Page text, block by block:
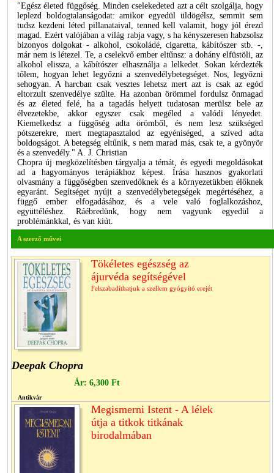
"Egész életed függőség. Minden cselekedeted azt a célt szolgálja, hogy
leplezd boldogtalanságodat: amikor egyedül üldögélsz, semmit sem
tudsz kezdeni léted pillanataival, tenned kell valamit, hogy jól érezd
magad. Ezért valójában a világ rabja vagy, s ha kényszeresen habzsolsz
bizonyos dolgokat - alkohol, csokoládé, cigaretta, kábítószer stb. -,
már nem is létezel. Te, a cselekvő ember eltűnsz: a dohány elfüstöli, az
alkohol elissza, a kábítószer elhasználja a lelkedet. Sokan kérdezték
tőlem, hogyan lehet legyőzni a szenvedélybetegséget. Nos, legyőzni
sehogyan. A harcban csak vesztes lehetsz mert azt is csak az egód
eltorzult szenvedélye szülte. Ha azonban örömmel fordulsz önmagad
és az életed felé, ha a tagadás helyett tudatosan merülsz bele az
élvezetekbe, akkor egyszer csak megéled a valódi lényedet.
Kiemelkedsz a függőség adta örömből, és nem lesz szükséged
pótszerekre, mert megtapasztalod az egyéniséged, a szíved adta
boldogságot. A betegség eltűnik, s nem marad más, csak te, a gyönyör
és a szenvedély." A. J. Christian
Chopra új megközelítésben tárgyalja a témát, és egyedi megoldásokat
ad a hagyományos terápiákhoz képest. Írása hasznos gyakorlati
olvasmány a függőségben szenvedőknek és a környezetükben élőknek
egyaránt. Segítséget nyújt a szenvedélybetegségek megértéséhez, a
függő ember elfogadásához, és a vele való foglalkozáshoz,
együttéléshez. Ráébredünk, hogy nem vagyunk egyedül a
problémánkkal, és van kiút.
A szerző művei
Tökéletes egészség az
ájurvéda segítségével
Felszabadíthatjuk a szellem gyógyító erejét
Deepak Chopra
Ár: 6,300 Ft
Antikvár
Megismerni Istent - A lélek
útja a titkok titkának
birodalmában